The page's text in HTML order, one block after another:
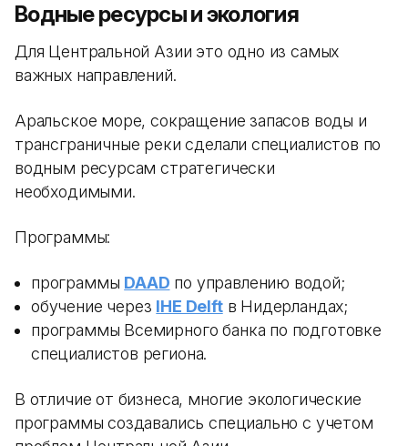
Водные ресурсы и экология
Для Центральной Азии это одно из самых
важных направлений.
Аральское море, сокращение запасов воды и
трансграничные реки сделали специалистов по
водным ресурсам стратегически
необходимыми.
Программы:
программы DAAD по управлению водой;
обучение через IHE Delftв Нидерландах;
программы Всемирного банка по подготовке
специалистов региона.
В отличие от бизнеса, многие экологические
программы создавались специально с учетом